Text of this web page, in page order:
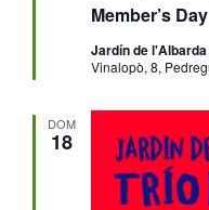
Member’s
Jardín de l'Albarda
Vinalopò, 8,
DOM
18